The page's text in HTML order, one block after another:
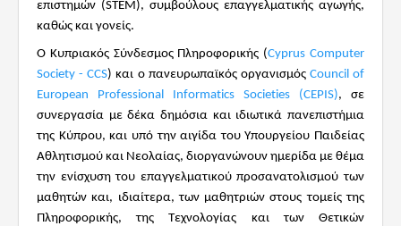
επιστημών (STEM), συμβούλους επαγγελματικής αγωγής,
καθώς και γονείς.
Ο Κυπριακός Σύνδεσμος Πληροφορικής (Cyprus Computer
Society - CCS) και ο πανευρωπαϊκός οργανισμός Council of
European Professional Informatics Societies (CEPIS), σε
συνεργασία με δέκα δημόσια και ιδιωτικά πανεπιστήμια
της Κύπρου, και υπό την αιγίδα του Υπουργείου Παιδείας
Αθλητισμού και Νεολαίας, διοργανώνουν ημερίδα με θέμα
την ενίσχυση του επαγγελματικού προσανατολισμού των
μαθητών και, ιδιαίτερα, των μαθητριών στους τομείς της
Πληροφορικής, της Τεχνολογίας και των Θετικών